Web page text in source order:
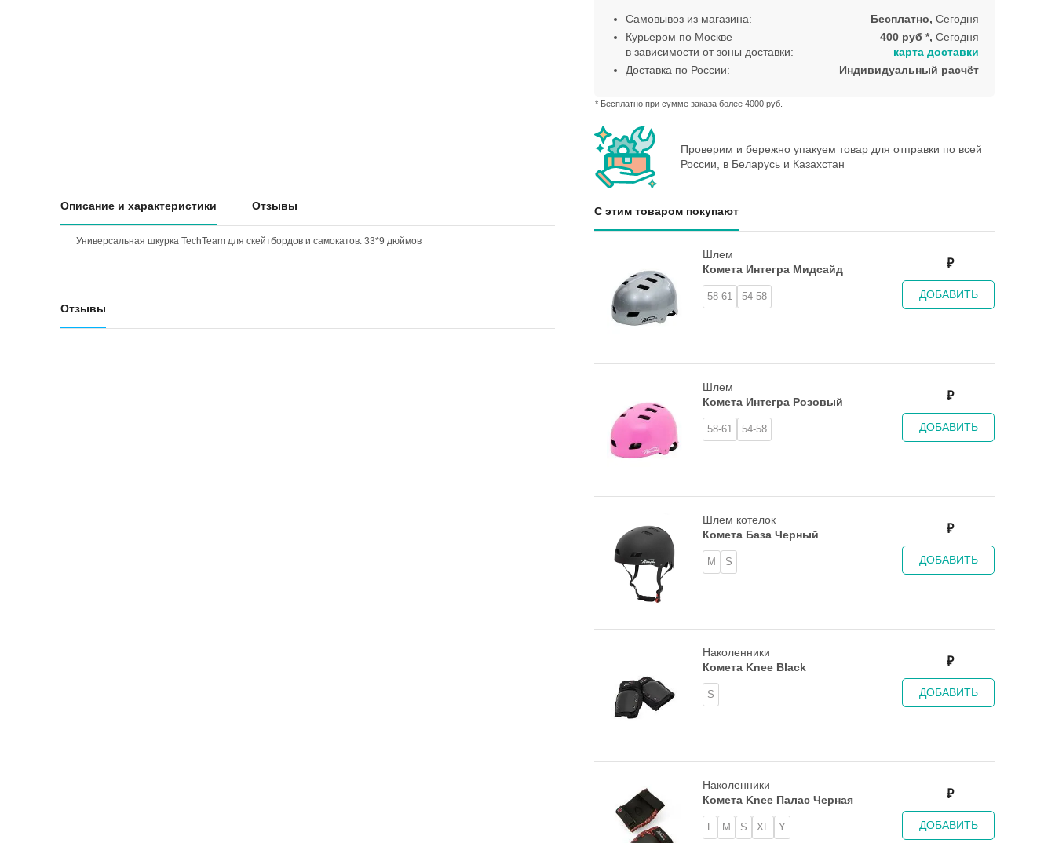
Описание и характеристики Отзывы
Универсальная шкурка TechTeam для скейтбордов и самокатов. 33*9 дюймов
Отзывы
Самовывоз из магазина: Бесплатно, Сегодня
Курьером по Москве
в зависимости от зоны доставки:
400 руб *, Сегодня
* Бесплатно при сумме заказа более 4000 руб.
карта доставки
Доставка по России:
Индивидуальный расчёт
Проверим и бережно упакуем товар для отправки по всей
России, в Беларусь и Казахстан
С этим товаром покупают
Шлем
Комета Интегра Мидсайд
58-61 54-58
₽
ДОБАВИТЬ
Шлем
Комета Интегра Розовый
58-61 54-58
₽
ДОБАВИТЬ
Шлем котелок
Комета База Черный
M S
₽
ДОБАВИТЬ
Наколенники
Комета Knee Black
S
₽
ДОБАВИТЬ
Наколенники
Комета Knee Палас Черная
M S XL Y
₽
ДОБАВИТЬ